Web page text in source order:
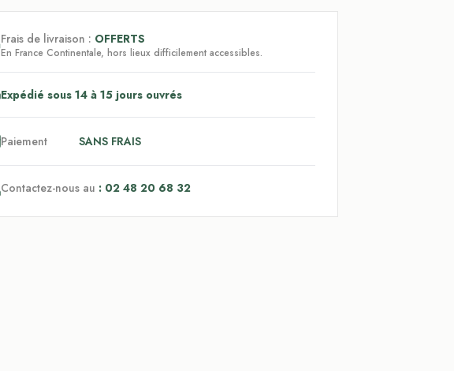
Frais de livraison : OFFERTS
En France Continentale, hors lieux difficilement accessibles.
Expédié sous 14 à 15 jours ouvrés
Paiement SANS FRAIS
Contactez-nous au : 02 48 20 68 32